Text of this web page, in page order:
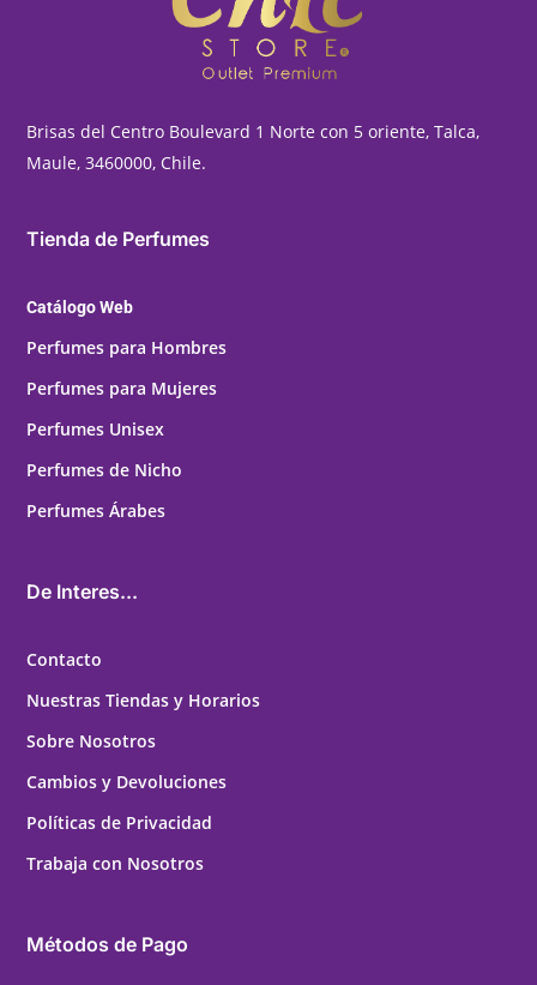
Brisas del Centro Boulevard 1 Norte con 5 oriente, Talca,
Maule, 3460000, Chile.
Tienda de Perfumes
Catálogo Web
Perfumes para Hombres
Perfumes para Mujeres
Perfumes Unisex
Perfumes de Nicho
Perfumes Árabes
De Interes...
Contacto
Nuestras Tiendas y Horarios
Sobre Nosotros
Cambios y Devoluciones
Políticas de Privacidad
Trabaja con Nosotros
Métodos de Pago